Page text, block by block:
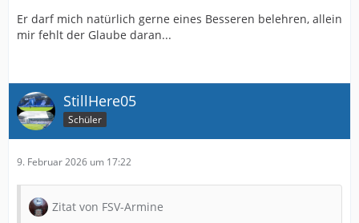
Er darf mich natürlich gerne eines Besseren belehren, allein
mir fehlt der Glaube daran...
StillHere05
Schüler
9. Februar 2026 um 17:22
Zitat von FSV-Armine